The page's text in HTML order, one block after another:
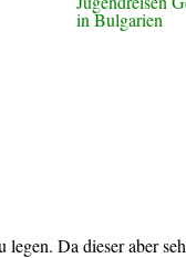
Da dieser aber